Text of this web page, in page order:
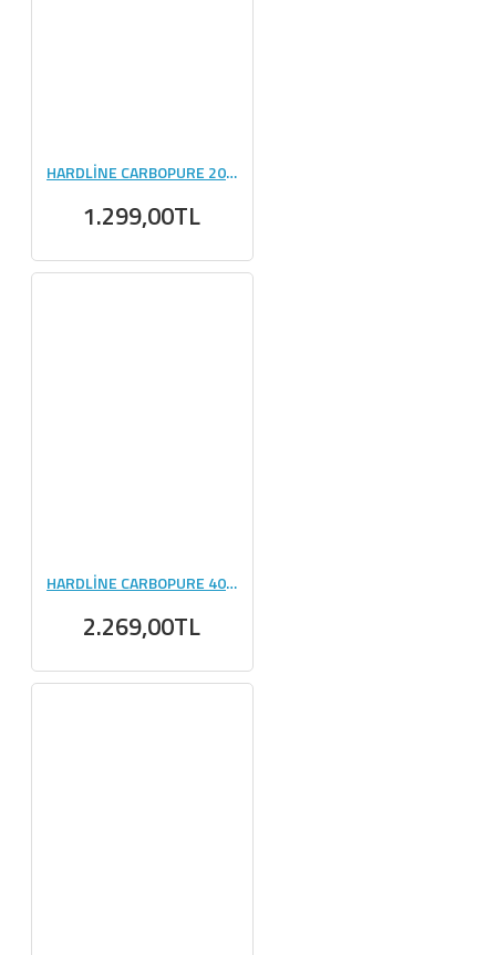
HARDLİNE CARBOPURE 2000 GR
1.299,00TL
HARDLİNE CARBOPURE 4000 GR
2.269,00TL